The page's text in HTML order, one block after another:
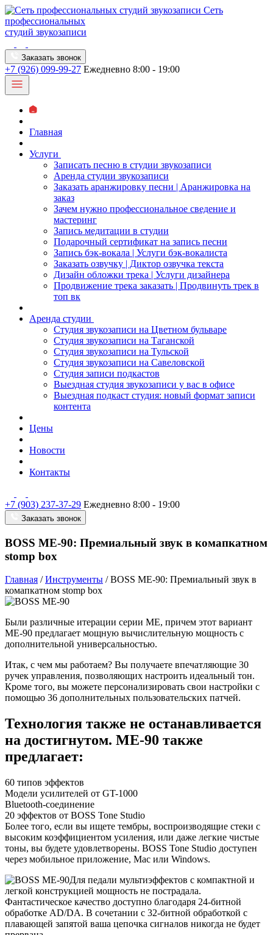
Сеть
профессиональных
студий звукозаписи
Заказать звонок
+7 (926) 099-99-27 Ежедневно 8:00 - 19:00
Главная
Услуги
Записать песню в студии звукозаписи
Аренда студии звукозаписи
Заказать аранжировку песни | Аранжировка на
заказ
Зачем нужно профессиональное сведение и
мастеринг
Запись медитации в студии
Подарочный сертификат на запись песни
Запись бэк-вокала | Услуги бэк-вокалиста
Заказать озвучку | Диктор озвучка текста
Дизайн обложки трека | Услуги дизайнера
Продвижение трека заказать | Продвинуть трек в
топ вк
Аренда студии
Студия звукозаписи на Цветном бульваре
Студия звукозаписи на Таганской
Студия звукозаписи на Тульской
Студия звукозаписи на Савеловской
Студия записи подкастов
Выездная студия звукозаписи у вас в офисе
Выездная подкаст студия: новый формат записи
контента
Цены
Новости
Контакты
+7 (903) 237-37-29 Ежедневно 8:00 - 19:00
Заказать звонок
BOSS ME-90: Премиальный звук в комапкатном
stomp box
Главная /Инструменты /BOSS ME-90: Премиальный звук в
комапкатном stomp box
Были различные итерации серии ME, причем этот вариант
ME-90 предлагает мощную вычислительную мощность с
дополнительной универсальностью.
Итак, с чем мы работаем? Вы получаете впечатляющие 30
ручек управления, позволяющих настроить идеальный тон.
Кроме того, вы можете персонализировать свои настройки с
помощью 36 дополнительных пользовательских патчей.
Технология также не останавливается
на достигнутом. ME-90 также
предлагает:
60 типов эффектов
Модели усилителей от GT-1000
Bluetooth-соединение
20 эффектов от BOSS Tone Studio
Более того, если вы ищете тембры, воспроизводящие стеки с
высоким коэффициентом усиления, или даже легкие чистые
тоны, вы будете удовлетворены. BOSS Tone Studio доступен
через мобильное приложение, Mac или Windows.
Для педали мультиэффектов с компактной и
легкой конструкцией мощность не пострадала.
Фантастическое качество доступно благодаря 24-битной
обработке AD/DA. В сочетании с 32-битной обработкой с
плавающей запятой ваша цепочка сигналов никогда не будет